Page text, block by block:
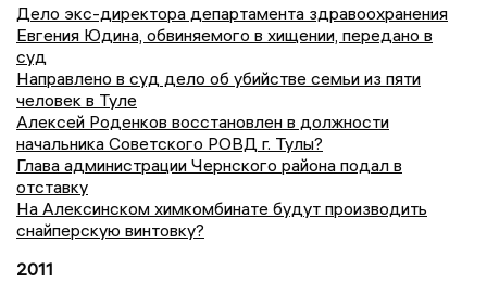
Дело экс-директора департамента здравоохранения
Евгения Юдина, обвиняемого в хищении, передано в
суд
Направлено в суд дело об убийстве семьи из пяти
человек в Туле
Алексей Роденков восстановлен в должности
начальника Советского РОВД г. Тулы?
Глава администрации Чернского района подал в
отставку
На Алексинском химкомбинате будут производить
снайперскую винтовку?
2011